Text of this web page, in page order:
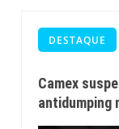
DESTAQUE
Camex
antidumping